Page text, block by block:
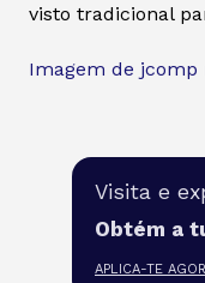
visto tradicional
Imagem de jcomp
Visita e
Obtém a
APLICA-TE